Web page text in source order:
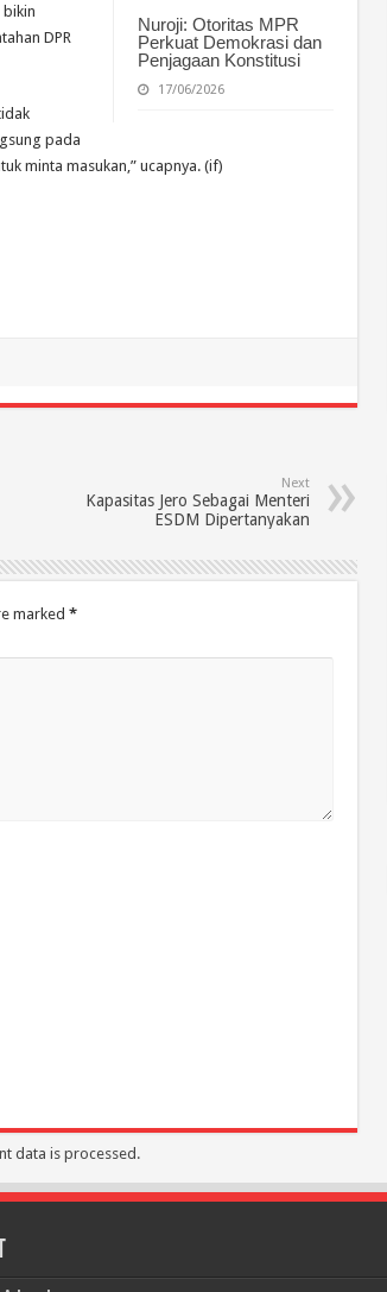
Nuroji: Otoritas MPR
Perkuat Demokrasi dan
Penjagaan Konstitusi
17/06/2026
bikin
DPR
pada
minta masukan,” ucapnya. (if)
Next
Kapasitas Jero Sebagai Menteri
ESDM Dipertanyakan
marked *
data is processed.